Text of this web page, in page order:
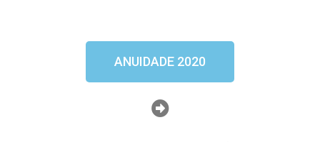
ANUIDADE 2020